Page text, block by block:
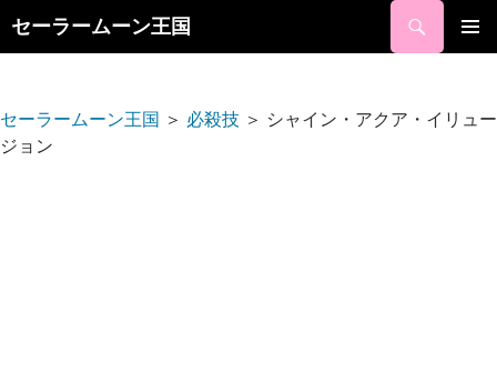
セーラームーン王国
索
イ
ン
ツ
セーラームーン王国 ＞ 必殺技 ＞ シャイン・アクア・イリュー
ジョン